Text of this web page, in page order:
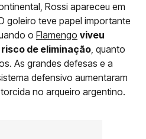
Rossi apareceu em
goleiro teve papel importante
o Flamengo viveu
de eliminação, quanto
As grandes defesas e a
defensivo aumentaram
no arqueiro argentino.